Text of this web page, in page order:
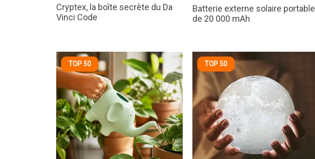
Cryptex, la boîte secrète du Da
Vinci Code
Batterie externe solaire portable
de 20 000 mAh
TOP 50 TOP 50